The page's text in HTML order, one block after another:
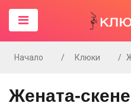
Начало Клюки
Жената-